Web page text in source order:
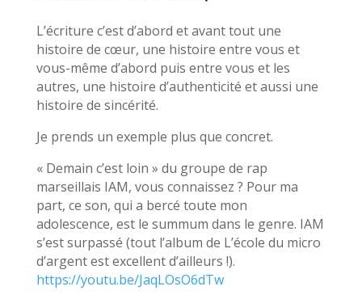
L’écriture c’est d’abord et avant tout une
histoire de cœur, une histoire entre vous et
vous-même d’abord puis entre vous et les
autres, une histoire d’authenticité et aussi une
histoire de sincérité.
Je prends un exemple plus que concret.
« Demain c’est loin » du groupe de rap
marseillais IAM, vous connaissez ? Pour ma
part, ce son, qui a bercé toute mon
adolescence, est le summum dans le genre. IAM
s’est surpassé (tout l’album de L’école du micro
d’argent est excellent d’ailleurs !).
https://youtu.be/JaqLOsO6dTw